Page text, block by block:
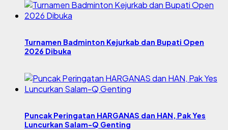
Turnamen Badminton Kejurkab dan Bupati Open
2026 Dibuka
Puncak Peringatan HARGANAS dan HAN, Pak Yes
Luncurkan Salam-Q Genting